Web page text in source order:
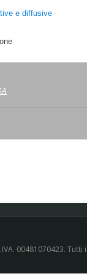
e diffusive
00481070423.